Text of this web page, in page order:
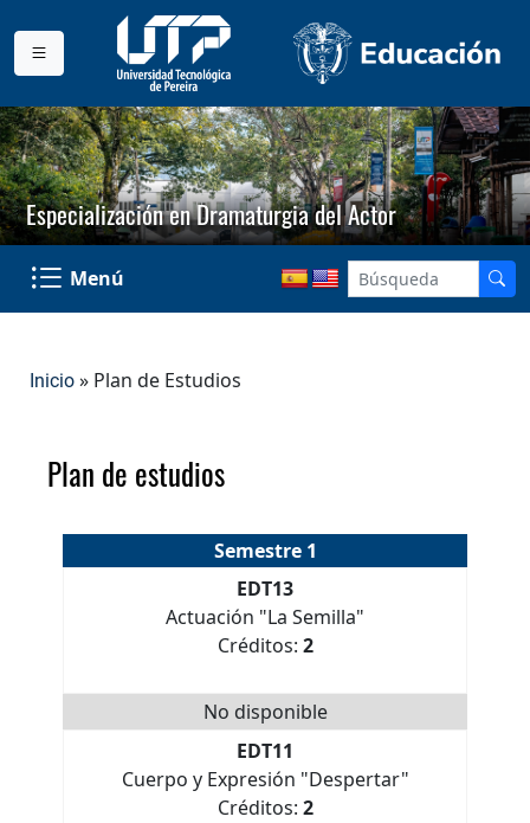
Especialización en Dramaturgia del Actor
Menú
Inicio » Plan de Estudios
Plan de estudios
Semestre 1
EDT13
Actuación "La Semilla"
Créditos: 2
No disponible
EDT11
Cuerpo y Expresión "Despertar"
Créditos: 2